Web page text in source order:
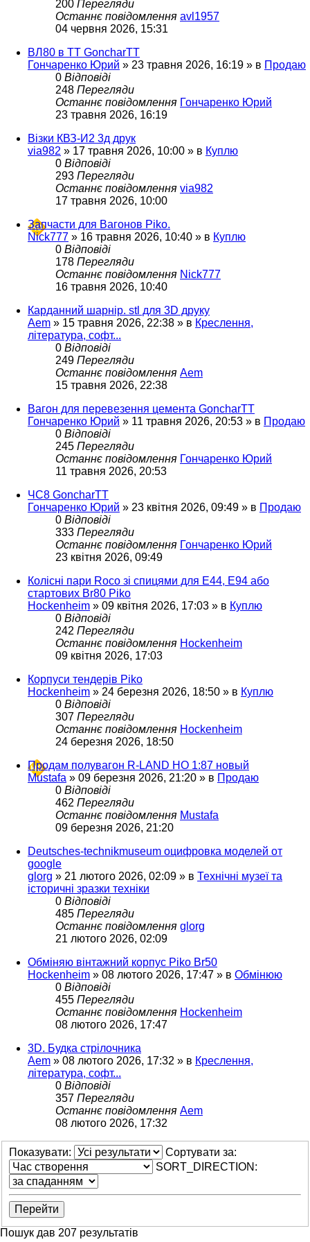
200 Перегляди
Останнє повідомлення avl1957
04 червня 2026, 15:31
ВЛ80 в ТТ GoncharTT
Гончаренко Юрий » 23 травня 2026, 16:19 » в Продаю
0 Відповіді
248 Перегляди
Останнє повідомлення Гончаренко Юрий
23 травня 2026, 16:19
Візки КВЗ-И2 3д друк
via982 » 17 травня 2026, 10:00 » в Куплю
0 Відповіді
293 Перегляди
Останнє повідомлення via982
17 травня 2026, 10:00
Запчасти для Вагонов Piko.
Nick777 » 16 травня 2026, 10:40 » в Куплю
0 Відповіді
178 Перегляди
Останнє повідомлення Nick777
16 травня 2026, 10:40
Карданний шарнір. stl для 3D друку
Aem » 15 травня 2026, 22:38 » в Креслення,
література, софт...
0 Відповіді
249 Перегляди
Останнє повідомлення Aem
15 травня 2026, 22:38
Вагон для перевезення цемента GoncharTT
Гончаренко Юрий » 11 травня 2026, 20:53 » в Продаю
0 Відповіді
245 Перегляди
Останнє повідомлення Гончаренко Юрий
11 травня 2026, 20:53
ЧС8 GoncharTT
Гончаренко Юрий » 23 квітня 2026, 09:49 » в Продаю
0 Відповіді
333 Перегляди
Останнє повідомлення Гончаренко Юрий
23 квітня 2026, 09:49
Колісні пари Roco зі спицями для E44, E94 або
стартових Br80 Piko
Hockenheim » 09 квітня 2026, 17:03 » в Куплю
0 Відповіді
242 Перегляди
Останнє повідомлення Hockenheim
09 квітня 2026, 17:03
Корпуси тендерів Piko
Hockenheim » 24 березня 2026, 18:50 » в Куплю
0 Відповіді
307 Перегляди
Останнє повідомлення Hockenheim
24 березня 2026, 18:50
Продам полувагон R-LAND HO 1:87 новый
Mustafa » 09 березня 2026, 21:20 » в Продаю
0 Відповіді
462 Перегляди
Останнє повідомлення Mustafa
09 березня 2026, 21:20
Deutsches-technikmuseum оцифровка моделей от
google
glorg » 21 лютого 2026, 02:09 » в Технічні музеї та
історичні зразки техніки
0 Відповіді
485 Перегляди
Останнє повідомлення glorg
21 лютого 2026, 02:09
Обміняю вінтажний корпус Piko Br50
Hockenheim » 08 лютого 2026, 17:47 » в Обмінюю
0 Відповіді
455 Перегляди
Останнє повідомлення Hockenheim
08 лютого 2026, 17:47
3D. Будка стрілочника
Aem » 08 лютого 2026, 17:32 » в Креслення,
література, софт...
0 Відповіді
357 Перегляди
Останнє повідомлення Aem
08 лютого 2026, 17:32
Показувати:
Сортувати за:
SORT_DIRECTION:
Пошук дав 207 результатів